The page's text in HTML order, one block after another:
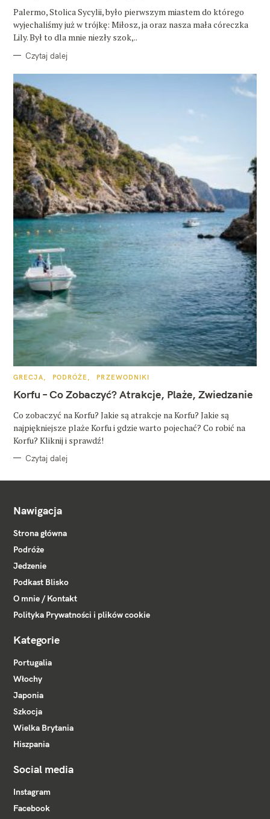
Palermo, Stolica Sycylii, było pierwszym miastem do którego
wyjechaliśmy już w trójkę: Miłosz, ja oraz nasza mała córeczka
Lily. Był to dla mnie niezły szok,..
Czytaj dalej
K
T
E
O
R
I
GRECJA PODRÓŻE PRZEWODNIKI
Korfu – Co Zobaczyć? Atrakcje, Plaże, Zwiedzanie
Co zobaczyć na Korfu? Jakie są atrakcje na Korfu? Jakie są
najpiękniejsze plaże Korfu i gdzie warto pojechać? Co robić na
Korfu? Kliknij i sprawdź!
Czytaj dalej
Nawigacja
Strona główna
Podróże
Jedzenie
Podkast Blisko
O mnie / Kontakt
Polityka Prywatności i plików cookie
Kategorie
Portugalia
Włochy
Japonia
Szkocja
Wielka Brytania
Hiszpania
Social media
Instagram
Facebook